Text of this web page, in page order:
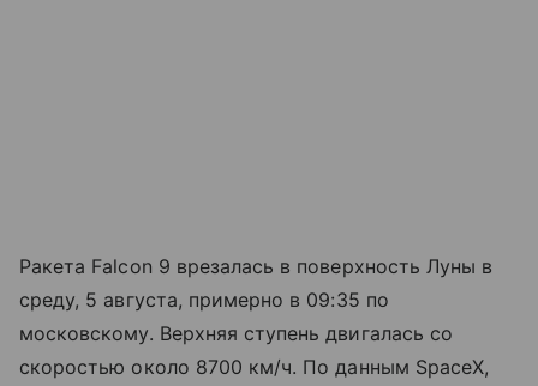
Ракета Falcon 9 врезалась в поверхность Луны в
среду, 5 августа, примерно в 09:35 по
московскому. Верхняя ступень двигалась со
скоростью около 8700 км/ч. По данным SpaceX,